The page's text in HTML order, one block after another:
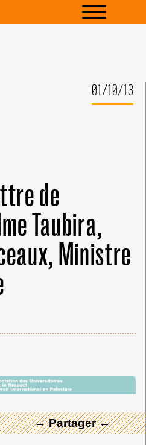
01/10/13
de
Taubira,
Ministre
→ Partager ←